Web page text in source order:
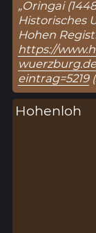
„Oringai
Historisches
Hohen
https://
eintrag=5219
Hohenloh